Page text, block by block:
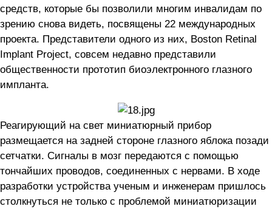
средств, которые бы позволили многим инвалидам по
зрению снова видеть, посвящены 22 международных
проекта. Представители одного из них, Boston Retinal
Implant Project, совсем недавно представили
общественности прототип биоэлектронного глазного
импланта.
Реагирующий на свет миниатюрный прибор
размещается на задней стороне глазного яблока позади
сетчатки. Сигналы в мозг передаются с помощью
тончайших проводов, соединенных с нервами. В ходе
разработки устройства ученым и инженерам пришлось
столкнуться не только с проблемой миниатюризации